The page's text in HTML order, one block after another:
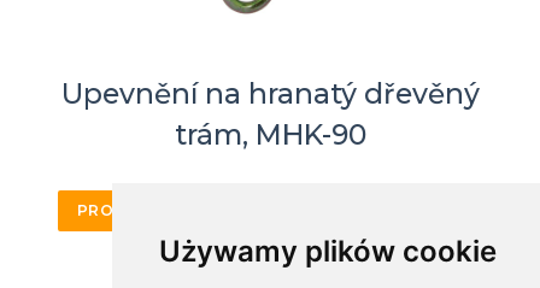
Używamy plików cookie
Upevnění na hranatý dřevěný
trám, MHK-90
PRODUKTOVÁ KARTA